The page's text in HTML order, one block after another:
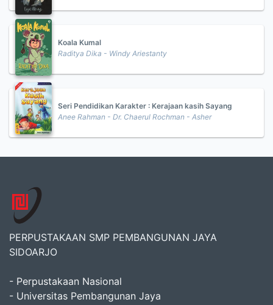
Koala Kumal
Raditya Dika - Windy Ariestanty
Seri Pendidikan Karakter : Kerajaan kasih Sayang
Anee Rahman - Dr. Chaerul Rochman - Asher
PERPUSTAKAAN SMP PEMBANGUNAN JAYA
SIDOARJO
- Perpustakaan Nasional
- Universitas Pembangunan Jaya